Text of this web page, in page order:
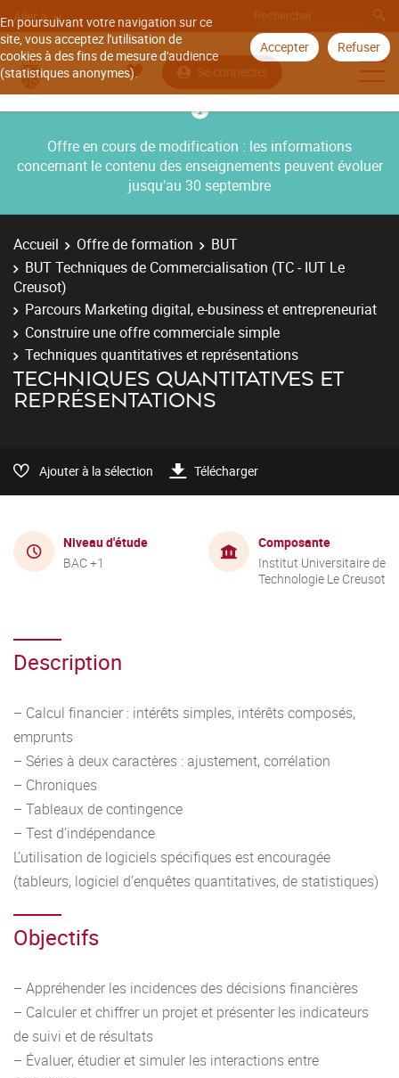
En poursuivant votre navigation sur ce
site, vous acceptez l'utilisation de
cookies à des fins de mesure d'audience
(statistiques anonymes).
Accepter Refuser
Aller à
Se connecter
Offre en cours de modification : les informations
concernant le contenu des enseignements peuvent évoluer
jusqu’au 30 septembre
Accueil Offre de formation
BUT
BUT Techniques de Commercialisation (TC - IUT Le
Creusot)
Parcours Marketing digital, e-business et entrepreneuriat
Construire une offre commerciale simple
Techniques quantitatives et représentations
TECHNIQUES QUANTITATIVES ET
REPRÉSENTATIONS
Ajouter à la sélection Télécharger
Niveau d'étude
BAC +1
Composante
Institut Universitaire de
Technologie Le Creusot
Description
– Calcul financier : intérêts simples, intérêts composés,
emprunts
– Séries à deux caractères : ajustement, corrélation
– Chroniques
– Tableaux de contingence
– Test d’indépendance
L’utilisation de logiciels spécifiques est encouragée
(tableurs, logiciel d’enquêtes quantitatives, de statistiques)
Objectifs
– Appréhender les incidences des décisions financières
– Calculer et chiffrer un projet et présenter les indicateurs
de suivi et de résultats
– Évaluer, étudier et simuler les interactions entre